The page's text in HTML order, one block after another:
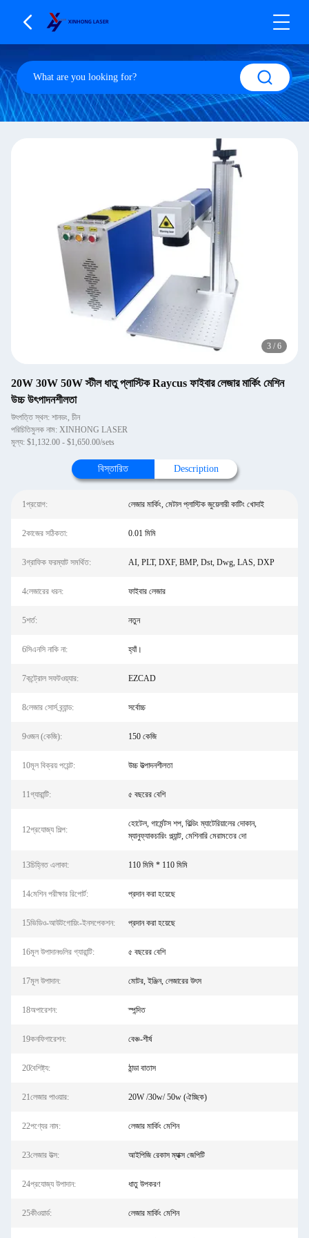
3 / 6
20W 30W 50W স্টীল ধাতু প্লাস্টিক Raycus ফাইবার লেজার মার্কিং মেশিন
উচ্চ উৎপাদনশীলতা
উৎপত্তি স্থল: শানডং, চীন
পরিচিতিমুলক নাম: XINHONG LASER
মূল্য: $1,132.00 - $1,650.00/sets
বিস্তারিত Description
1প্রয়োগ: লেজার মার্কিং, মেটাল প্লাস্টিক জুয়েলারী কাটিং খোদাই
2কাজের সঠিকতা: 0.01 মিমি
3গ্রাফিক ফরম্যাট সমর্থিত: AI, PLT, DXF, BMP, Dst, Dwg, LAS, DXP
4লেজারের ধরন: ফাইবার লেজার
5শর্ত: নতুন
6সিএনসি নাকি না: হ্যাঁ।
7কন্ট্রোল সফটওয়্যার: EZCAD
8লেজার সোর্স ব্র্যান্ড: সর্বোচ্চ
9ওজন (কেজি): 150 কেজি
10মূল বিক্রয় পয়েন্ট: উচ্চ উত্পাদনশীলতা
11গ্যারান্টি: ৫ বছরের বেশি
12প্রযোজ্য শিল্প:
হোটেল, গার্মেন্টস শপ, বিল্ডিং ম্যাটেরিয়ালের দোকান,
ম্যানুফ্যাকচারিং প্ল্যান্ট, মেশিনারি মেরামতের দো
13চিহ্নিত এলাকা: 110 মিমি * 110 মিমি
14মেশিন পরীক্ষার রিপোর্ট: প্রদান করা হয়েছে
15ভিডিও-আউটগোয়িং-ইনসপেকশন: প্রদান করা হয়েছে
16মূল উপাদানগুলির গ্যারান্টি: ৫ বছরের বেশি
17মূল উপাদান: মোটর, ইঞ্জিন, লেজারের উৎস
18অপারেশন: স্পন্দিত
19কনফিগারেশন: বেঞ্চ-শীর্ষ
20বৈশিষ্ট্য: ঠান্ডা বাতাস
21লেজার পাওয়ার: 20W /30w/ 50w (ঐচ্ছিক)
22পণ্যের নাম: লেজার মার্কিং মেশিন
23লেজার উত্স: আইপিজি রেকাস ম্যাক্স জেপিটি
24প্রযোজ্য উপাদান: ধাতু উপকরণ
25কীওয়ার্ড: লেজার মার্কিং মেশিন